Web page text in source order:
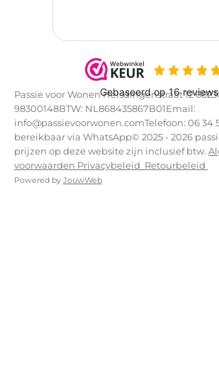
Passie voor Wonen Helsdingenstraat 12
98300148BTW: NL868435867B01Email:
info@passievoorwonen.comTelefoon: 06 34
bereikbaar via WhatsApp© 2025 - 2026
prijzen op deze website zijn inclusief btw.
voorwaarden Privacybeleid Retourbeleid
Powered by JouwWeb